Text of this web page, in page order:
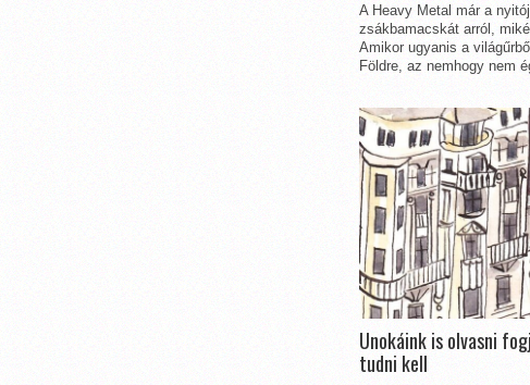
A Heavy Metal már a
zsákbamacskát arról,
Amikor ugyanis a
Földre, az nemhogy nem
Unokáink is olvasni
tudni kell